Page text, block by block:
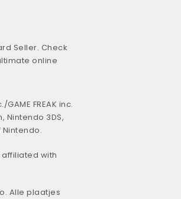
Seller. Check
online
FREAK inc.
Nintendo 3DS,
Nintendo.
with
Alle plaatjes